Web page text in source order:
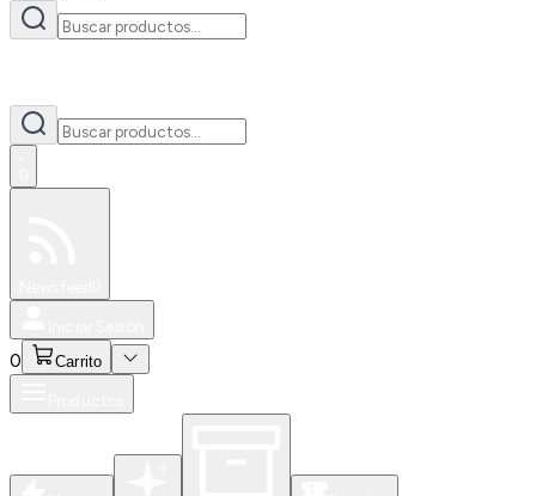
0 Carrito